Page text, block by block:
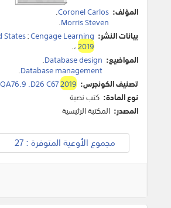
المؤلف: Coronel Carlos
.
Morris Steven
.
بيانات النشر:
States:Cengage Learning
،2019
.
المواضيع: Database design
.
Database management
.
تصنيف الكونجرس:
QA76.9 .D26 C672019
نوع المادة: كتب نصية
المصدر: المكتبة الرئيسية
مجموع الأوعية المتوفرة : 27